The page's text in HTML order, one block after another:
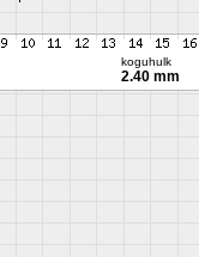
koguhulk
2.40 mm